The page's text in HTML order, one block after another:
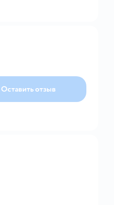
Оставить отзыв